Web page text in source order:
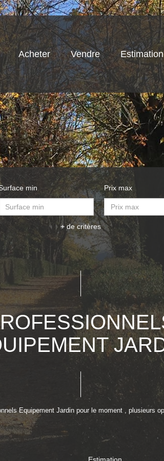
Acheter Vendre Estimation
min Prix max
+ de critères
Equipement Jardin pour le moment , plusieurs